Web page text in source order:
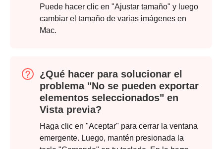
Paso 2.
Paso 3.
Puede hacer clic en "Ajustar tamaño" y luego
cambiar el tamaño de varias imágenes en
Mac.
¿Qué hacer para solucionar el
problema "No se pueden exportar
elementos seleccionados" en
Vista previa?
Haga clic en "Aceptar" para cerrar la ventana
emergente. Luego, mantén presionada la